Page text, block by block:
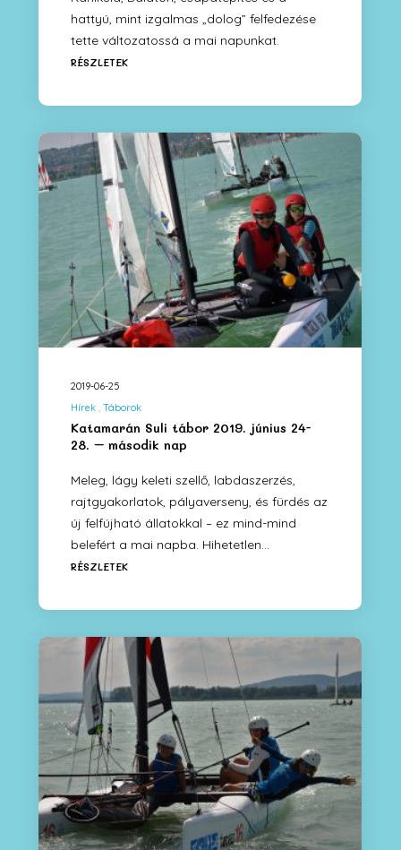
hattyú, mint izgalmas „dolog” felfedezése
tette változatossá a mai napunkat.
RÉSZLETEK
2019-06-25
Hírek
Táborok
Katamarán Suli tábor 2019. június 24-
28. – második nap
Meleg, lágy keleti szellő, labdaszerzés,
rajtgyakorlatok, pályaverseny, és fürdés az
új felfújható állatokkal – ez mind-mind
belefért a mai napba. Hihetetlen…
RÉSZLETEK